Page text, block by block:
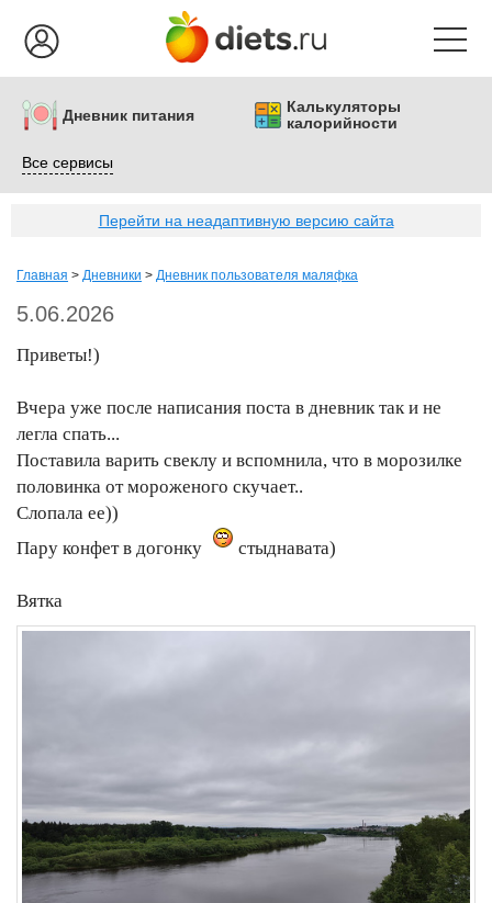
Дневник питания
Калькуляторы
калорийности
Все сервисы
Перейти на неадаптивную версию сайта
Главная > Дневники > Дневник пользователя маляфка
5.06.2026
Приветы!)
Вчера уже после написания поста в дневник так и не
легла спать...
Поставила варить свеклу и вспомнила, что в морозилке
половинка от мороженого скучает..
Слопала ее))
Пару конфет в догонку
стыднавата)
Вятка